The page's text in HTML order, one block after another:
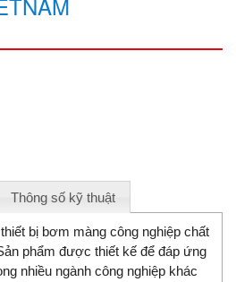
Thông số kỹ thuật
bị bơm màng công nghiệp chất
phẩm được thiết kế để đáp ứng
nhiều ngành công nghiệp khác